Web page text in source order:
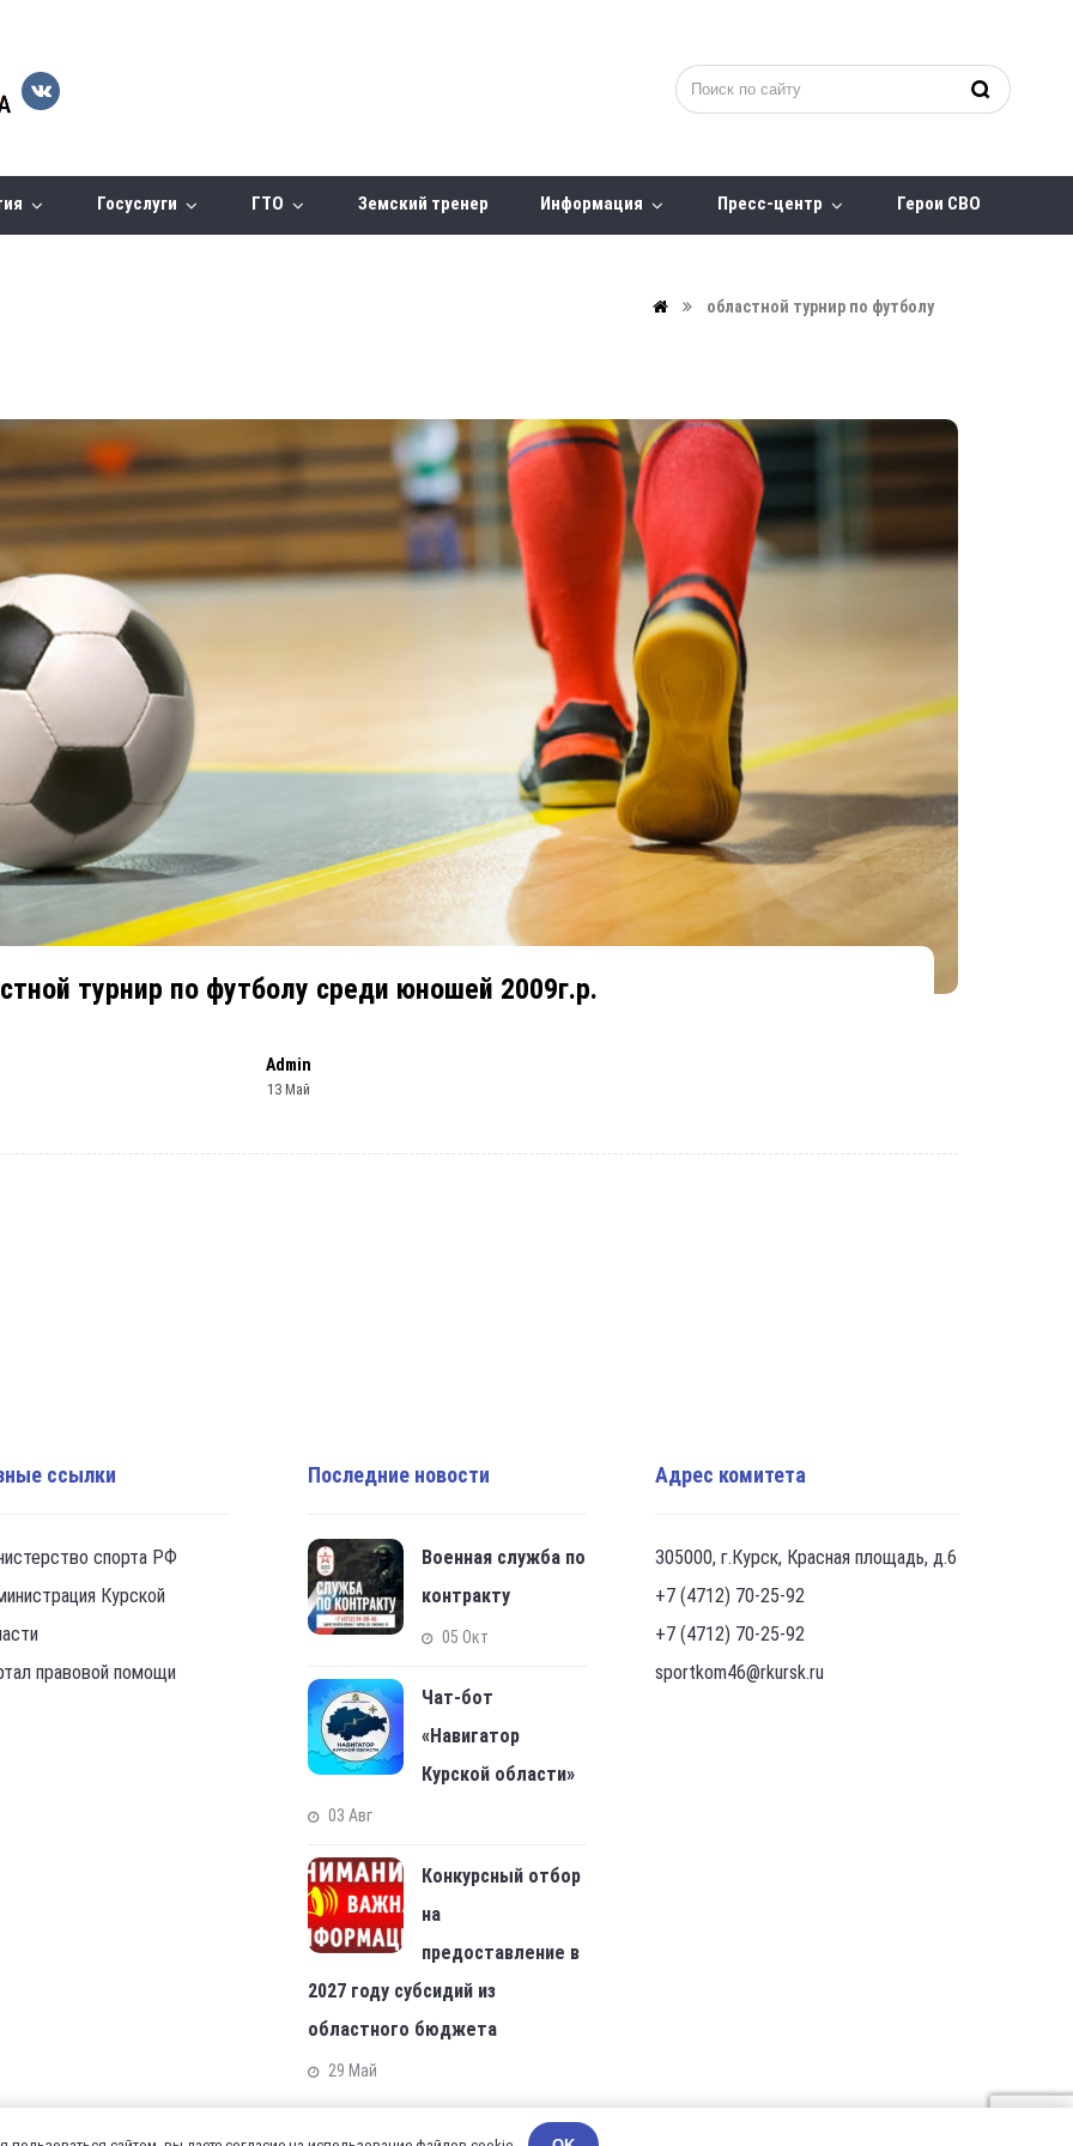
Госуслуги ГТО Земский тренер Информация Пресс-центр Герои СВО
областной турнир по футболу
турнир по футболу среди юношей 2009г.р.
Admin
13 Май
ссылки
спорта РФ
Курской
правовой помощи
Последние новости
Военная служба по
контракту
05 Окт
Чат-бот
«Навигатор
Курской области»
03 Авг
Конкурсный отбор
на
предоставление в
2027 году субсидий из
областного бюджета
29 Май
Адрес комитета
305000, г.Курск, Красная площадь, д.6
+7 (4712) 70-25-92
+7 (4712) 70-25-92
sportkom46@rkursk.ru